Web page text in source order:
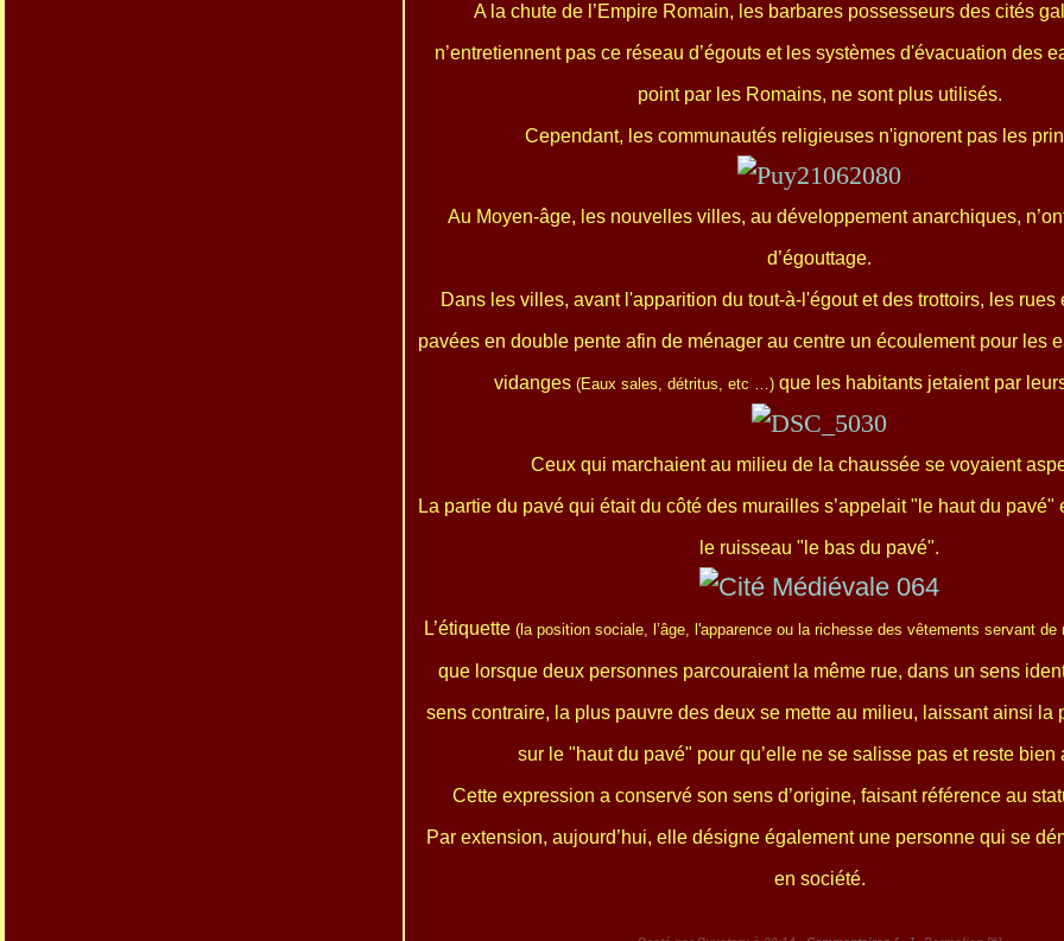
A la chute de l’Empire Romain, les barbares possesseurs des cités
n’entretiennent pas ce réseau d’égouts et les systèmes d'évacuation des
point par les Romains, ne sont plus utilisés.
Cependant, les communautés religieuses n'ignorent pas les
Au Moyen-âge, les nouvelles villes, au développement anarchiques,
d’égouttage.
Dans les villes, avant l'apparition du tout-à-l'égout et des trottoirs, les rues
pavées en double pente afin de ménager au centre un écoulement pour les
vidanges (Eaux sales, détritus, etc …) que les habitants jetaient par
Ceux qui marchaient au milieu de la chaussée se voyaient
La partie du pavé qui était du côté des murailles s’appelait "le haut du pavé"
le ruisseau "le bas du pavé".
L’étiquette (la position sociale, l’âge, l'apparence ou la richesse des vêtements servant de
que lorsque deux personnes parcouraient la même rue, dans un sens
sens contraire, la plus pauvre des deux se mette au milieu, laissant ainsi la
sur le "haut du pavé" pour qu’elle ne se salisse pas et reste bien
Cette expression a conservé son sens d’origine, faisant référence au
Par extension, aujourd’hui, elle désigne également une personne qui se
en société.